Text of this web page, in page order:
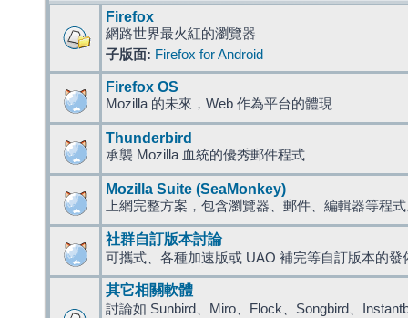
Firefox
網路世界最火紅的瀏覽器
子版面: Firefox for Android
Firefox OS
Mozilla 的未來，Web 作為平台的體現
Thunderbird
承襲 Mozilla 血統的優秀郵件程式
Mozilla Suite (SeaMonkey)
上網完整方案，包含瀏覽器、郵件、編輯器等程
社群自訂版本討論
可攜式、各種加速版或 UAO 補完等自訂版本的發
其它相關軟體
討論如 Sunbird、Miro、Flock、Songbird、